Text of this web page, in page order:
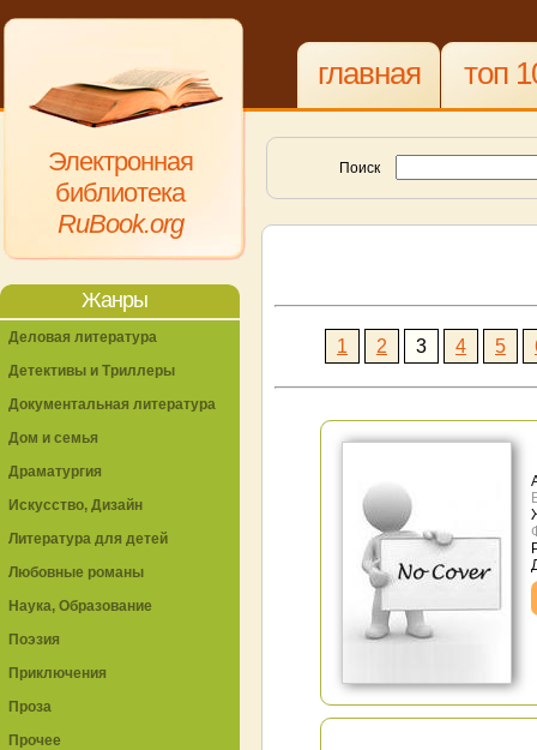
Электронная
библиотека
RuBook.org
главная топ
Поиск
1 2 3 4 5
Жанры
Деловая литература
Детективы и Триллеры
Документальная литература
Дом и семья
Драматургия
Искусство, Дизайн
Литература для детей
Любовные романы
Наука, Образование
Поэзия
Приключения
Проза
Прочее